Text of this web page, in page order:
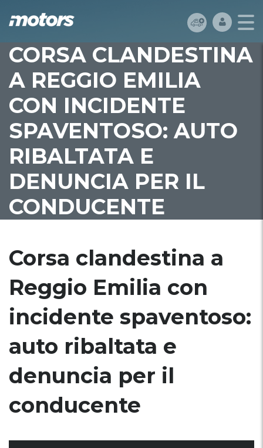
CORSA CLANDESTINA
A REGGIO EMILIA
CON INCIDENTE
SPAVENTOSO: AUTO
RIBALTATA E
DENUNCIA PER IL
CONDUCENTE
Corsa clandestina a
Reggio Emilia con
incidente spaventoso:
auto ribaltata e
denuncia per il
conducente